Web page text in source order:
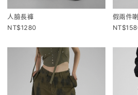
人臉長褲
1280
假兩件